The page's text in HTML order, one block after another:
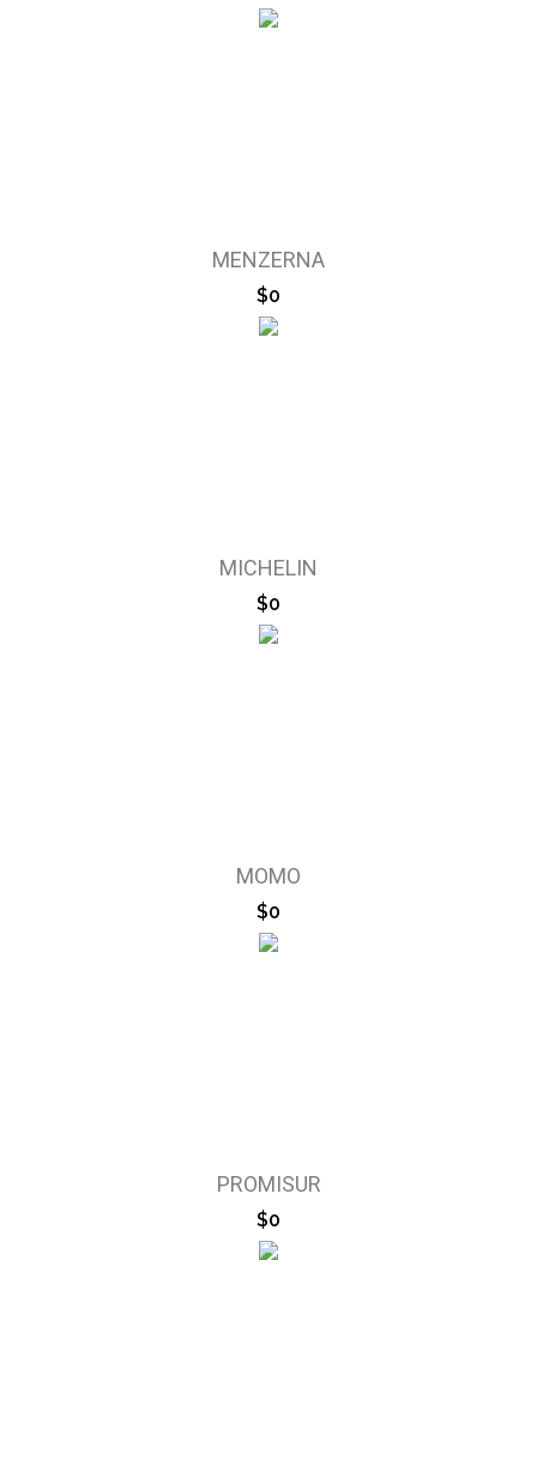
MENZERNA
$0
MICHELIN
$0
MOMO
$0
PROMISUR
$0